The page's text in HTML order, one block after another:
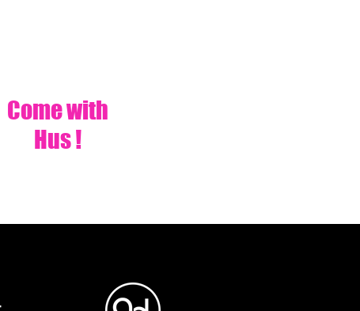
Come with
Hus !